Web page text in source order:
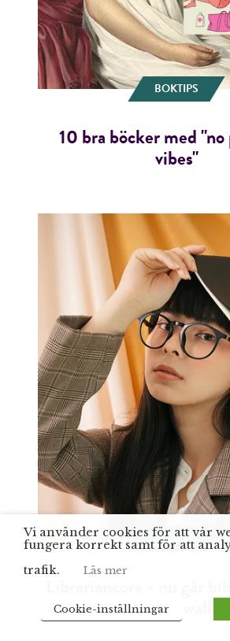
BOKTIPS
10 bra böcker med
vibes"
BOKTIPS
längs
Vi använder cookies för att vår
fungera korrekt samt för att
trafik.
Läs mer
Cookie-inställningar